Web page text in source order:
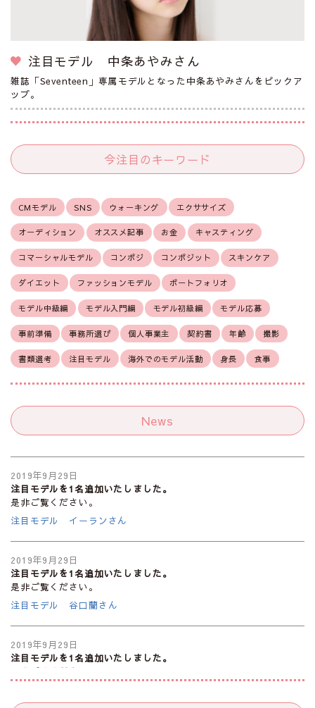
注目モデル 中条あやみさん
雑誌「Seventeen」専属モデルとなった中条あやみさんをピックア
ップ。
今注目のキーワード
CMモデル SNS ウォーキング エクササイズ
オーディション オススメ記事 お金 キャスティング
コマーシャルモデル コンポジ コンポジット スキンケア
ダイエット ファッションモデル ポートフォリオ
モデル中級編 モデル入門編 モデル初級編 モデル応募
事前準備 事務所選び 個人事業主 契約書 年齢 撮影
書類選考 注目モデル 海外でのモデル活動 身長 食事
News
2019年9月29日
注目モデルを1名追加いたしました。
是非ご覧ください。
注目モデル イーランさん
2019年9月29日
注目モデルを1名追加いたしました。
是非ご覧ください。
注目モデル 谷口蘭さん
2019年9月29日
注目モデルを1名追加いたしました。
是非ご覧ください。